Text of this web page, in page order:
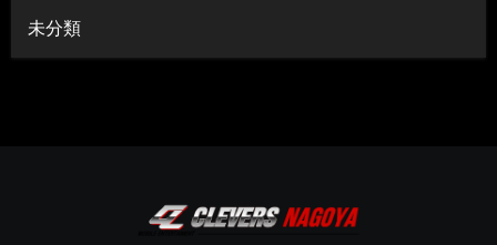
未分類